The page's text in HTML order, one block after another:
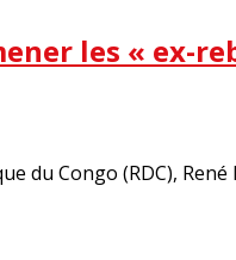
les « ex-
du Congo (RDC),